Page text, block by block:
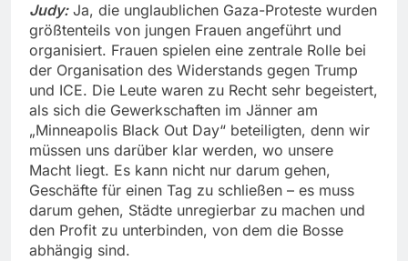
Judy:Ja, die unglaublichen Gaza-Proteste wurden
größtenteils von jungen Frauen angeführt und
organisiert. Frauen spielen eine zentrale Rolle bei
der Organisation des Widerstands gegen Trump
und ICE. Die Leute waren zu Recht sehr begeistert,
als sich die Gewerkschaften im Jänner am
„Minneapolis Black Out Day“ beteiligten, denn wir
müssen uns darüber klar werden, wo unsere
Macht liegt. Es kann nicht nur darum gehen,
Geschäfte für einen Tag zu schließen – es muss
darum gehen, Städte unregierbar zu machen und
den Profit zu unterbinden, von dem die Bosse
abhängig sind.